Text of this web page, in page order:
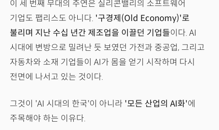
이 세 번째 무대의 주연은 실리콘밸리의 소프트웨어
기업도 팹리스도 아니다. '구경제(Old Economy)'로
불리며 지난 수십 년간 제조업을 이끌던 기업들이다. AI
시대에 변방으로 밀려난 듯 보였던 가전과 중공업, 그리고
자동차와 소재 기업들이 AI가 몸을 얻기 시작하며 다시
전면에 나서고 있는 것이다.
그것이 'AI 시대의 한국'이 아니라 '모든 산업의 AI화'에
주목해야 하는 이유다.